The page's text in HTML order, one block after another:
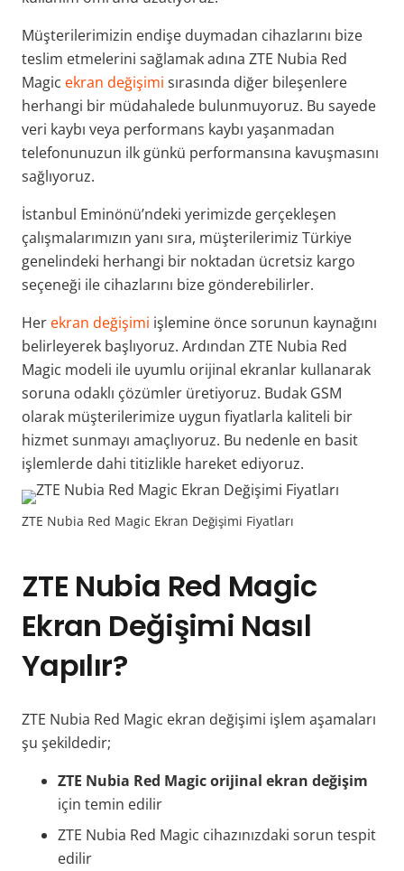
Müşterilerimizin endişe duymadan cihazlarını bize
teslim etmelerini sağlamak adına ZTE Nubia Red
Magic ekran değişimi sırasında diğer bileşenlere
herhangi bir müdahalede bulunmuyoruz. Bu sayede
veri kaybı veya performans kaybı yaşanmadan
telefonunuzun ilk günkü performansına kavuşmasını
sağlıyoruz.
İstanbul Eminönü’ndeki yerimizde gerçekleşen
çalışmalarımızın yanı sıra, müşterilerimiz Türkiye
genelindeki herhangi bir noktadan ücretsiz kargo
seçeneği ile cihazlarını bize gönderebilirler.
Her ekran değişimi işlemine önce sorunun kaynağını
belirleyerek başlıyoruz. Ardından ZTE Nubia Red
Magic modeli ile uyumlu orijinal ekranlar kullanarak
soruna odaklı çözümler üretiyoruz. Budak GSM
olarak müşterilerimize uygun fiyatlarla kaliteli bir
hizmet sunmayı amaçlıyoruz. Bu nedenle en basit
işlemlerde dahi titizlikle hareket ediyoruz.
ZTE Nubia Red Magic Ekran Değişimi Fiyatları
ZTE Nubia Red Magic
Ekran Değişimi Nasıl
Yapılır?
ZTE Nubia Red Magic ekran değişimi işlem aşamaları
şu şekildedir;
ZTE Nubia Red Magic orijinal ekran değişim
için temin edilir
ZTE Nubia Red Magic cihazınızdaki sorun tespit
edilir